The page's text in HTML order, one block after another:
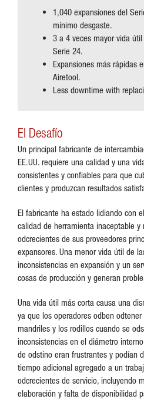
1,040 expansiones del
mínimo desgaste.
3 a 4 veces mayor vida
Serie 24.
Expansiones más rápidas
Airetool.
Less downtime with
El Desafío
Un principal fabricante de
EE.UU. requiere una calidad y una
consistentes y confiables para que
clientes y produzcan resultados
El fabricante ha estado lidiando con
calidad de herramienta inaceptable y
odcrecientes de sus proveedores
expansores. Una menor vida útil de
inconsistencias en expansión y un
cosas de producción y generan
Una vida útil más corta causa una
ya que los operadores odben
mandriles y los rodillos cuando se
inconsistencias en el diámetro interno
de odstino eran frustrantes y podían
tiempo adicional agregado a un
odcrecientes de servicio, incluyendo
elaboración y falta de disponibilidad